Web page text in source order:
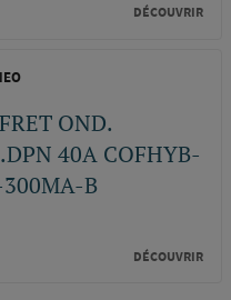
DÉCOUVRIR
OND.
40A COFHYB-
B
DÉCOUVRIR